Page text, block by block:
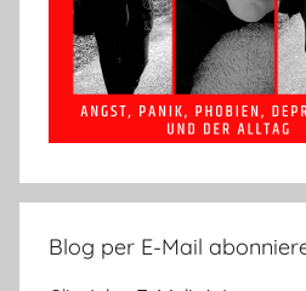
Blog per E-Mail